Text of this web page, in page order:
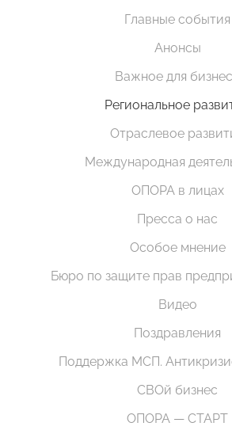
Главные события
Анонсы
Важное для
Региональное
Отраслевое
Международная
ОПОРА в лицах
Пресса о нас
Особое мнение
Бюро по защите прав
Видео
Поздравления
Поддержка МСП.
СВОй бизнес
ОПОРА — СТАРТ